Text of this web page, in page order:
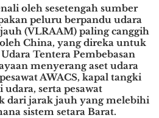
oleh sesetengah sumber
peluru berpandu udara
(VLRAAM) paling canggih
China, yang direka untuk
Tentera Pembebasan
menyerang aset udara
AWACS, kapal tangki
serta pesawat
dari jarak jauh yang melebihi
sistem setara Barat.